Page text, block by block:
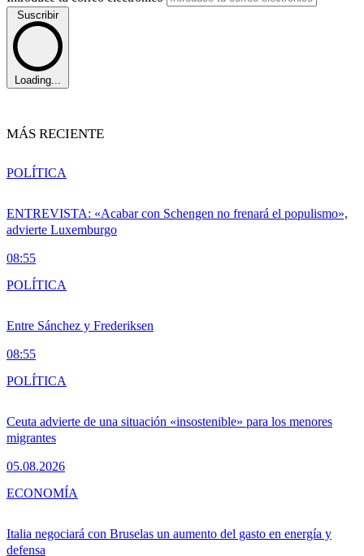
Suscribir
Loading...
MÁS RECIENTE
ENTREVISTA: «Acabar con Schengen no frenará el populismo»,
advierte Luxemburgo
08:55
POLÍTICA
Entre Sánchez y Frederiksen
08:55
POLÍTICA
Ceuta advierte de una situación «insostenible» para los menores
migrantes
05.08.2026
POLÍTICA
Italia negociará con Bruselas un aumento del gasto en energía y
defensa
ECONOMÍA